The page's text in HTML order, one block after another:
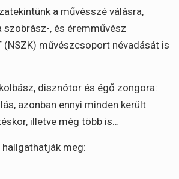
a művésszé válásra,
szobrász-, és éremművész
(NSZK) művészcsoport névadását is
disznótor és égő zongora:
azonban ennyi minden került
illetve még több is…
meg: